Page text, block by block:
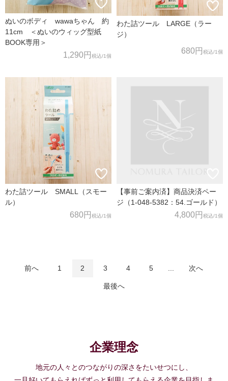
ぬいのボディ wawaちゃん 約
11cm ＜ぬいのウィッグ型紙
BOOK専用＞
1,290円 税込/1個
わた詰ツール LARGE（ラー
ジ）
680円 税込/1個
わた詰ツール SMALL（スモー
ル）
680円 税込/1個
【事前ご案内済】商品決済ペー
ジ（1-048-5382：54.ゴールド）
4,800円 税込/1個
前へ 1 2 3 4 5 次へ
最後へ
企業理念
地元の人々とのつながりの深さをたいせつにし、